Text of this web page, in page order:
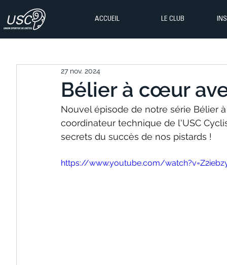
ACCUEIL LE CLUB
Bélier à cœur
27 nov. 2024
Nouvel épisode de notre série Bélier
coordinateur technique de l'USC
secrets du succès de nos pistards !
https://www.youtube.com/